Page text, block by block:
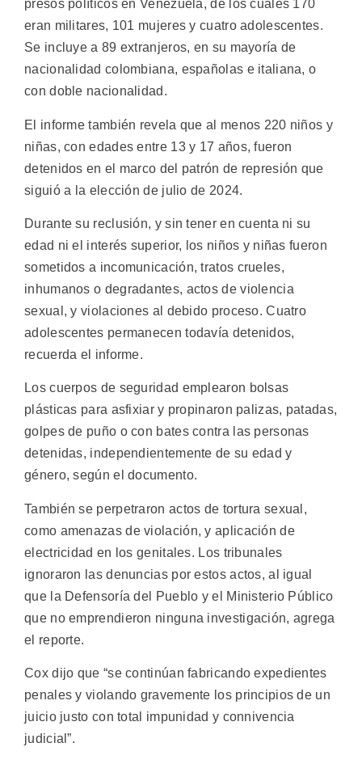
presos políticos en Venezuela, de los cuales 170
eran militares, 101 mujeres y cuatro adolescentes.
Se incluye a 89 extranjeros, en su mayoría de
nacionalidad colombiana, españolas e italiana, o
con doble nacionalidad.
El informe también revela que al menos 220 niños y
niñas, con edades entre 13 y 17 años, fueron
detenidos en el marco del patrón de represión que
siguió a la elección de julio de 2024.
Durante su reclusión, y sin tener en cuenta ni su
edad ni el interés superior, los niños y niñas fueron
sometidos a incomunicación, tratos crueles,
inhumanos o degradantes, actos de violencia
sexual, y violaciones al debido proceso. Cuatro
adolescentes permanecen todavía detenidos,
recuerda el informe.
Los cuerpos de seguridad emplearon bolsas
plásticas para asfixiar y propinaron palizas, patadas,
golpes de puño o con bates contra las personas
detenidas, independientemente de su edad y
género, según el documento.
También se perpetraron actos de tortura sexual,
como amenazas de violación, y aplicación de
electricidad en los genitales. Los tribunales
ignoraron las denuncias por estos actos, al igual
que la Defensoría del Pueblo y el Ministerio Público
que no emprendieron ninguna investigación, agrega
el reporte.
Cox dijo que “se continúan fabricando expedientes
penales y violando gravemente los principios de un
juicio justo con total impunidad y connivencia
judicial”.